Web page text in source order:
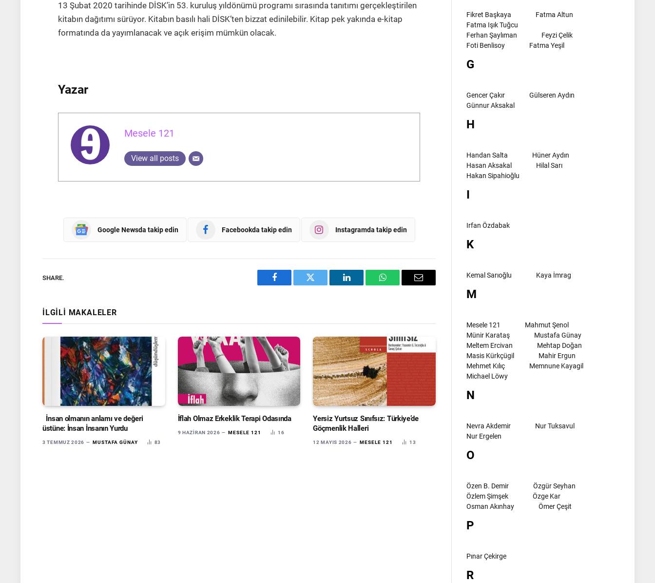
13 Şubat 2020 tarihinde DİSK’in 53. kuruluş yıldönümü programı sırasında tanıtımı gerçekleştirilen
kitabın dağıtımı sürüyor. Kitabın basılı hali DİSK’ten bizzat edinilebilir. Kitap pek yakında e-kitap
formatında da yayımlanacak ve açık erişim mümkün olacak.
Yazar
Mesele 121
View all posts
Google Newsda takip edin Facebookda takip edin Instagramda takip edin
SHARE.
Facebook Twitter LinkedIn WhatsAppEmail
İLGILI MAKALELER
İnsan olmanın anlamı ve değeri
üstüne: İnsan İnsanın Yurdu
3 TEMMUZ 2026 MUSTAFA GÜNAY 83
İflah Olmaz Erkeklik Terapi Odasında
9 HAZIRAN 2026 MESELE 121 16
Yersiz Yurtsuz Sınıfsız: Türkiye’de
Göçmenlik Halleri
12 MAYIS 2026 MESELE 121 13
Fikret Başkaya
Fatma Altun
Fatma Işık Tuğcu
Ferhan Şaylıman
Feyzi Çelik
Foti Benlisoy
Fatma Yeşil
G
Gencer Çakır
Gülseren Aydın
Günnur Aksakal
H
Handan Salta
Hüner Aydın
Hasan Aksakal
Hilal Sarı
Hakan Sipahioğlu
I
Irfan Özdabak
K
Kemal Sarıoğlu Kaya İmrag
M
Mesele 121
Mahmut Şenol
Münir Karataş
Mustafa Günay
Meltem Ercivan
Mehtap Doğan
Masis Kürkçügil
Mahir Ergun
Mehmet Kılıç
Memnune Kayagil
Michael Löwy
N
Nevra Akdemir
Nur Tuksavul
Nur Ergelen
O
Özen B. Demir
Özgür Seyhan
Özlem Şimşek
Özge Kar
Osman Akınhay
Ömer Çeşit
P
Pınar Çekirge
R